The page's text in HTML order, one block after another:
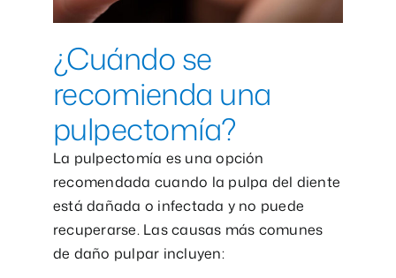
¿Cuándo se
recomienda una
pulpectomía?
La pulpectomía es una opción
recomendada cuando la pulpa del diente
está dañada o infectada y no puede
recuperarse. Las causas más comunes
de daño pulpar incluyen: